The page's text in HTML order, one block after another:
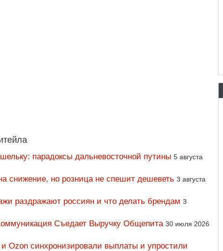
парадоксы дальневосточной путины 5 августа
снижение, но розница не спешит дешеветь 3 августа
раздражают россиян и что делать брендам 3
Съедает Выручку Общепита 30 июля 2026
Ozon синхронизировали выплаты и упростили